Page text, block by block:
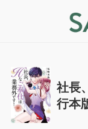
社長
行本